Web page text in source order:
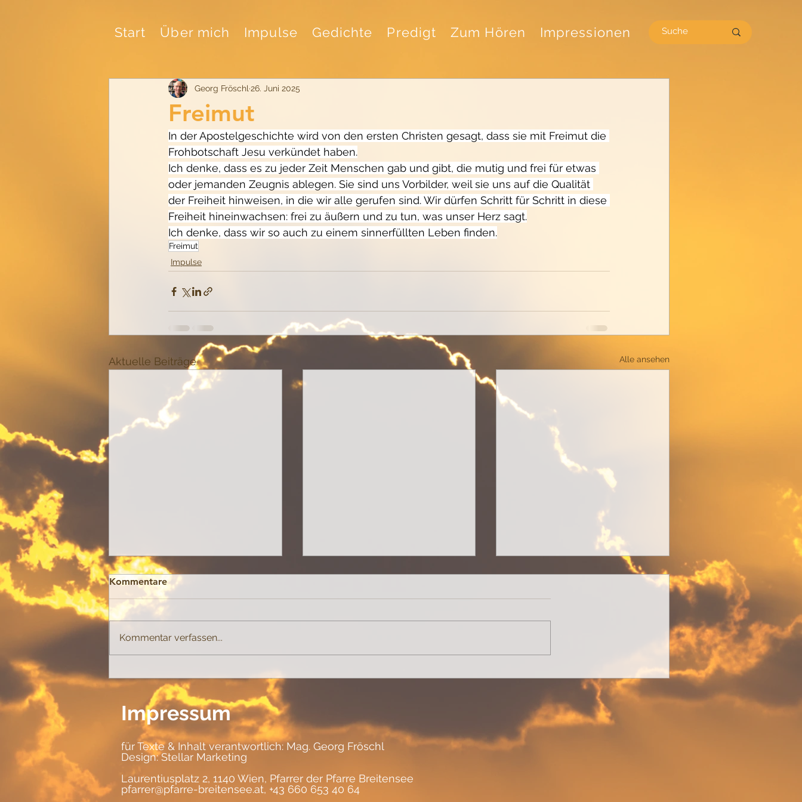
Start Über mich Impulse Gedichte Predigt Zum Hören Impressionen
Freimut
Georg Fröschl 26. Juni 2025
In der Apostelgeschichte wird von den ersten Christen gesagt, dass sie mit Freimut die
Frohbotschaft Jesu verkündet haben.
Ich denke, dass es zu jeder Zeit Menschen gab und gibt, die mutig und frei für etwas
oder jemanden Zeugnis ablegen. Sie sind uns Vorbilder, weil sie uns auf die Qualität
der Freiheit hinweisen, in die wir alle gerufen sind. Wir dürfen Schritt für Schritt in diese
Freiheit hineinwachsen: frei zu äußern und zu tun, was unser Herz sagt.
Ich denke, dass wir so auch zu einem sinnerfüllten Leben finden.
Freimut
Impulse
Aktuelle Beiträge Alle ansehen
Kommentare
Kommentar verfassen...
Impressum
für Texte & Inhalt verantwortlich: Mag. Georg Fröschl
Design:Stellar Marketing
Laurentiusplatz 2, 1140 Wien, Pfarrer der Pfarre Breitensee
pfarrer@pfarre-breitensee.at, +43 660 653 40 64